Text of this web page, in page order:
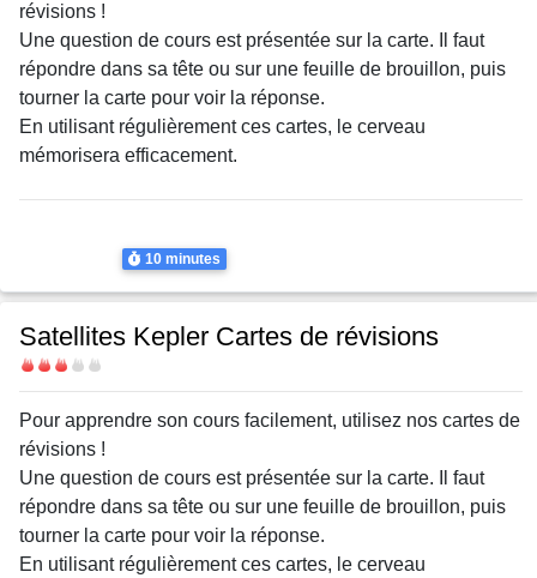
révisions !
Une question de cours est présentée sur la carte. Il faut
répondre dans sa tête ou sur une feuille de brouillon, puis
tourner la carte pour voir la réponse.
En utilisant régulièrement ces cartes, le cerveau
mémorisera efficacement.
Durée
10 minutes
Satellites Kepler Cartes de révisions
Difficulté
Body
Pour apprendre son cours facilement, utilisez nos cartes de
révisions !
Une question de cours est présentée sur la carte. Il faut
répondre dans sa tête ou sur une feuille de brouillon, puis
tourner la carte pour voir la réponse.
En utilisant régulièrement ces cartes, le cerveau